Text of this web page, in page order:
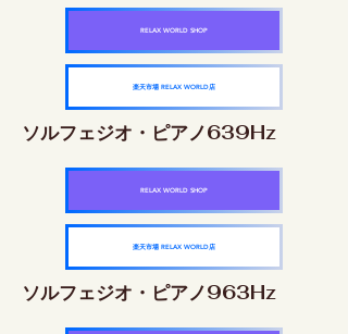
RELAX WORLD SHOP
楽天市場 RELAX WORLD店
ソルフェジオ・ピアノ639Hz
RELAX WORLD SHOP
楽天市場 RELAX WORLD店
ソルフェジオ・ピアノ963Hz